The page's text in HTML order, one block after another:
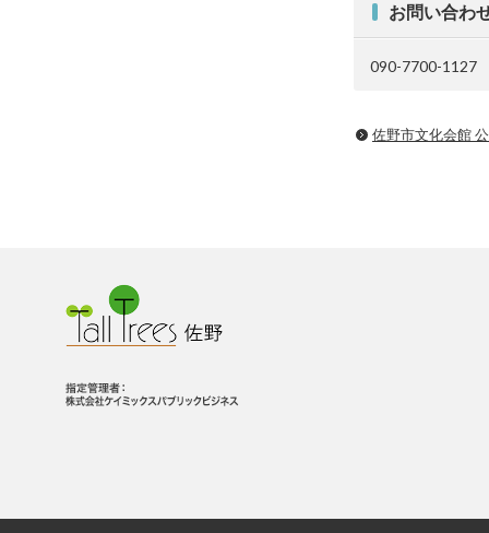
お問い合わ
090-7700-1127
佐野市文化会館